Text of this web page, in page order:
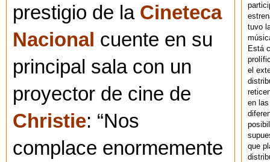
prestigio de la Cineteca
Nacional cuente en su
principal sala con un
proyector de cine de
Christie: “Nos
complace enormemente
tuvo
Está
el
en
que